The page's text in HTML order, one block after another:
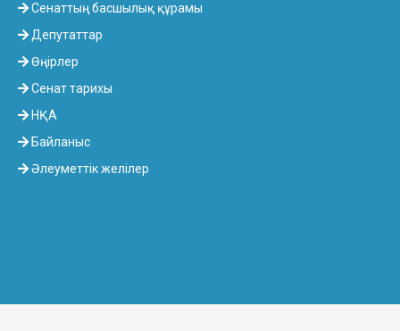
Сенаттың басшылық құрамы
Депутаттар
Өңірлер
Сенат тарихы
НҚА
Байланыс
Әлеуметтік желілер